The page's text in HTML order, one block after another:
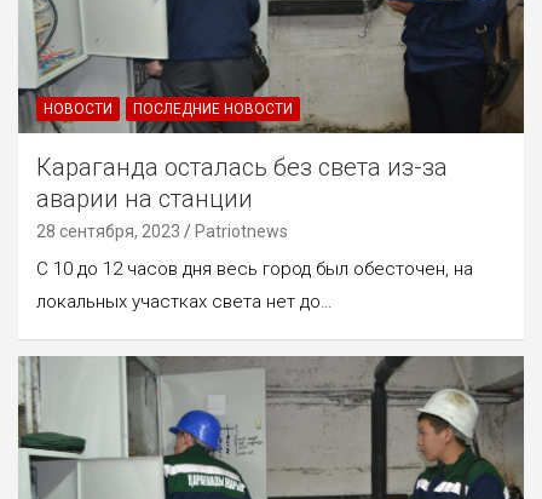
НОВОСТИ ПОСЛЕДНИЕ НОВОСТИ
Караганда осталась без света из-за
аварии на станции
28 сентября, 2023 Patriotnews
С 10 до 12 часов дня весь город был обесточен, на
локальных участках света нет до…